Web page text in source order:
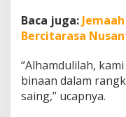
Baca juga:
Bercitarasa
“Alhamdulilah,
binaan dalam
saing,” ucapnya.